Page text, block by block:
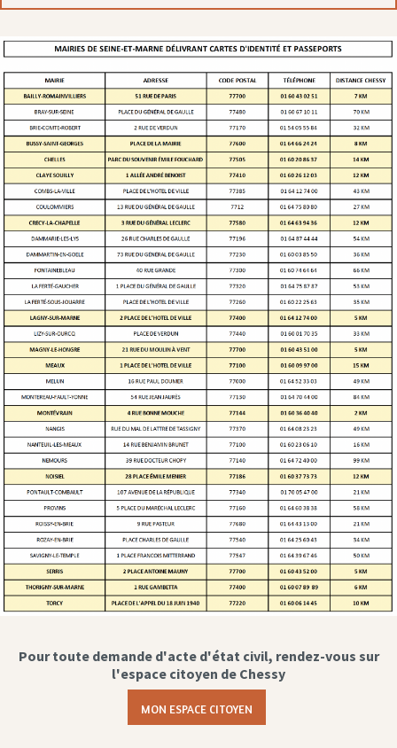
Pour toute demande d'acte d'état civil, rendez-vous sur
l'espace citoyen de Chessy
MON ESPACE CITOYEN